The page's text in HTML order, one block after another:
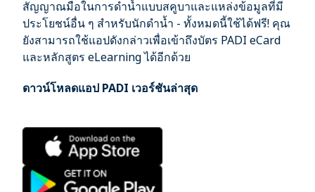
สัญญาณมือในการดำน้ำแบบสคูบาและแหล่งข้อมูลที่มี
ประโยชน์อื่น ๆ สำหรับนักดำน้ำ - ทั้งหมดนี้ใช้ได้ฟรี! คุณ
ยังสามารถใช้แอปดังกล่าวเพื่อเข้าถึงบัตร PADI eCard
และหลักสูตร eLearning ได้อีกด้วย
ดาวน์โหลดแอป PADI เวอร์ชันล่าสุด